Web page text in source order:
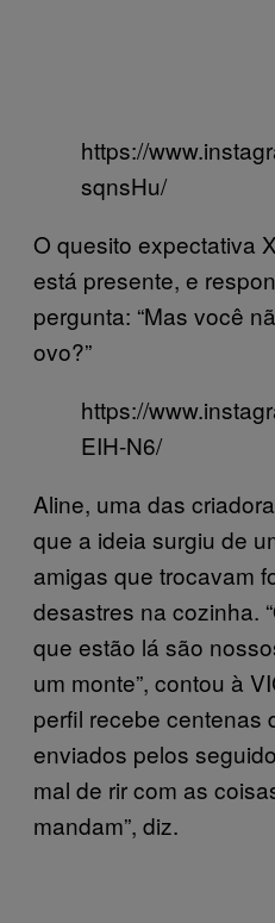
https://
sqnsHu/
O quesito expectativa
está presente, e
pergunta: “Mas você
ovo?”
https://
EIH-N6/
Aline, uma das
que a ideia surgiu de
amigas que trocavam
desastres na cozinha.
que estão lá são
um monte”, contou à
perfil recebe centenas
enviados pelos
mal de rir com as
mandam”, diz.